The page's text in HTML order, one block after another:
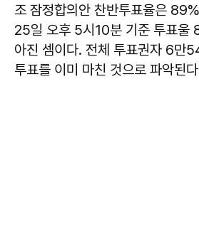
조 잠정합의안 찬반투표율은
25일 오후 5시10분 기준 투표울
아진 셈이다. 전체 투표권자 6만
투표를 이미 마친 것으로 파악된